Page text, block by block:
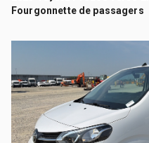
Fourgonnette de passagers